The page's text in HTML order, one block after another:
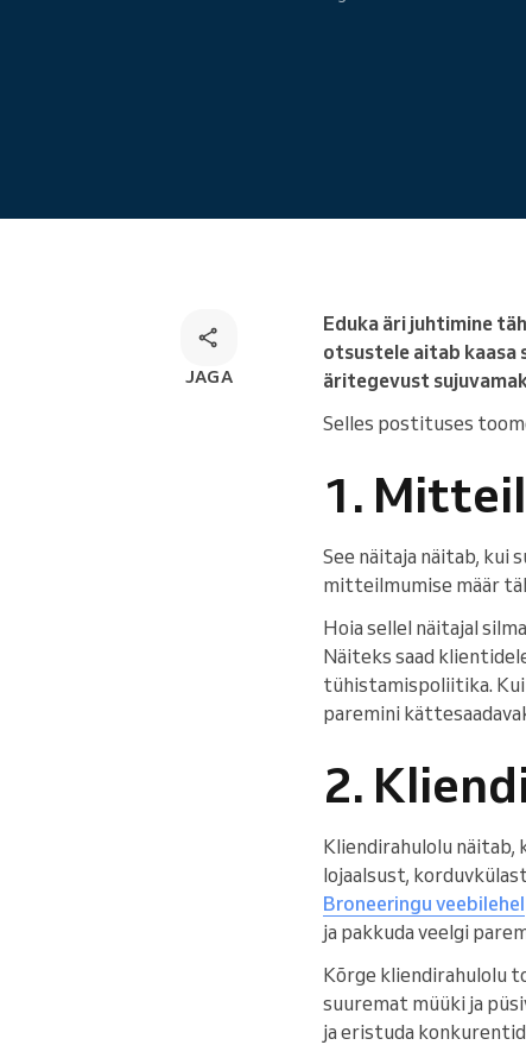
JAGA
Eduka äri juhtimine
otsustele aitab kaasa
äritegevust
Selles postituses
1.
See näitaja näitab, kui
mitteilmumise määr
Hoia sellel näitajal
Näiteks saad
tühistamispoliitika. Kui
paremini
2.
Kliendirahulolu näitab,
lojaalsust,
Broneeringu veebilehel
ja pakkuda veelgi
Kõrge kliendirahulolu
suuremat müüki ja
ja eristuda